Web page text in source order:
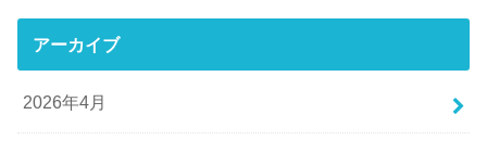
アーカイブ
2026年4月